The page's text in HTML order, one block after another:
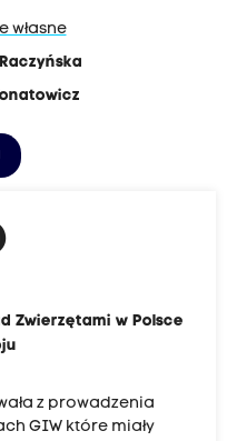
własne
Zwierzętami w Polsce
z prowadzenia
GIW które miały